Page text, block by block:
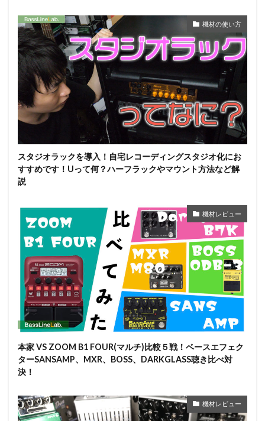
機材の使い方
スタジオラックを導入！自宅レコーディングスタジオ化にお
すすめです！Uって何？ハーフラックやマウント方法など解
説
機材レビュー
本家 VS ZOOM B1 FOUR(マルチ)比較５戦！ベースエフェク
ターSANSAMP、MXR、BOSS、DARKGLASS聴き比べ対
決！
機材レビュー